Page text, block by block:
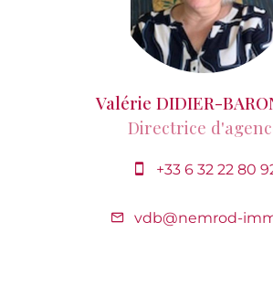
Valérie DIDIER-
Directrice
+33 6 32 22 80
vdb@nemrod-